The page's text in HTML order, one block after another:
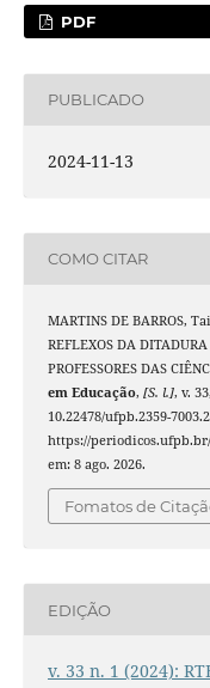
PDF
PUBLICADO
2024-11-13
COMO CITAR
MARTINS DE BARROS,
REFLEXOS DA
PROFESSORES DAS
em Educação, [S. l.], v.
10.22478/ufpb.2359-
https://
em: 8 ago. 2026.
Fomatos de
EDIÇÃO
v. 33 n. 1 (2024):